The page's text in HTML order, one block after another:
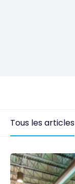
Tous les articles